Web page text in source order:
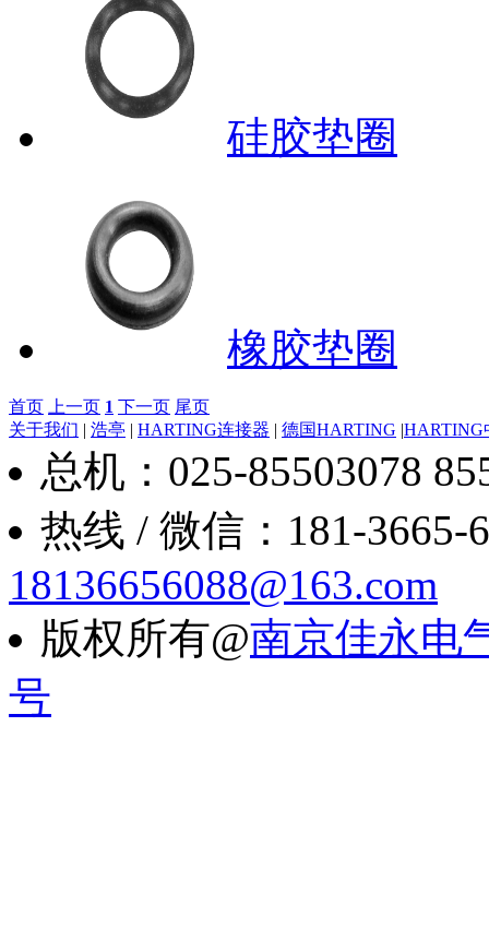
硅胶垫圈
橡胶垫圈
首页 上一页 1 下一页 尾页
关于我们 | 浩亭 | HARTING连接器 | 德国HARTING |HARTING
总机：025-85503078
热线 / 微信：181-3665-
18136656088@163.com
版权所有@南京佳永电
号